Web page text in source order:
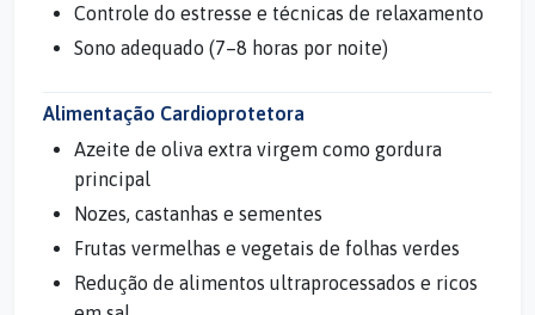
Controle do estresse e técnicas de relaxamento
Sono adequado (7–8 horas por noite)
Alimentação Cardioprotetora
Azeite de oliva extra virgem como gordura
principal
Nozes, castanhas e sementes
Frutas vermelhas e vegetais de folhas verdes
Redução de alimentos ultraprocessados e ricos